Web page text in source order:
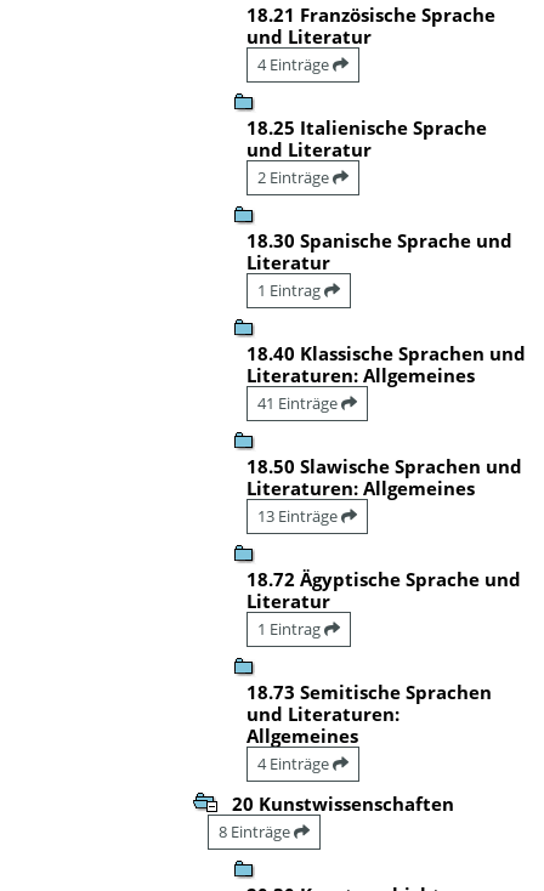
18.21 Französische Sprache
und Literatur
4 Einträge
18.25 Italienische Sprache
und Literatur
2 Einträge
18.30 Spanische Sprache und
Literatur
1 Eintrag
18.40 Klassische Sprachen und
Literaturen: Allgemeines
41 Einträge
18.50 Slawische Sprachen und
Literaturen: Allgemeines
13 Einträge
18.72 Ägyptische Sprache und
Literatur
1 Eintrag
18.73 Semitische Sprachen
und Literaturen:
Allgemeines
4 Einträge
20 Kunstwissenschaften
8 Einträge